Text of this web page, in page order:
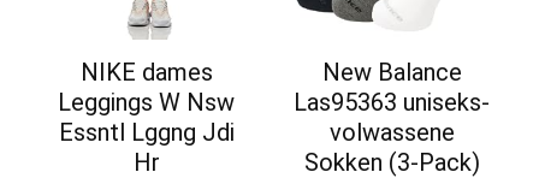
NIKE dames
Leggings W Nsw
Essntl Lggng Jdi
Hr
New Balance
Las95363 uniseks-
volwassene
Sokken (3-Pack)